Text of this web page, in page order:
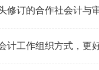
修订的合作社会计与
计工作组织方式，